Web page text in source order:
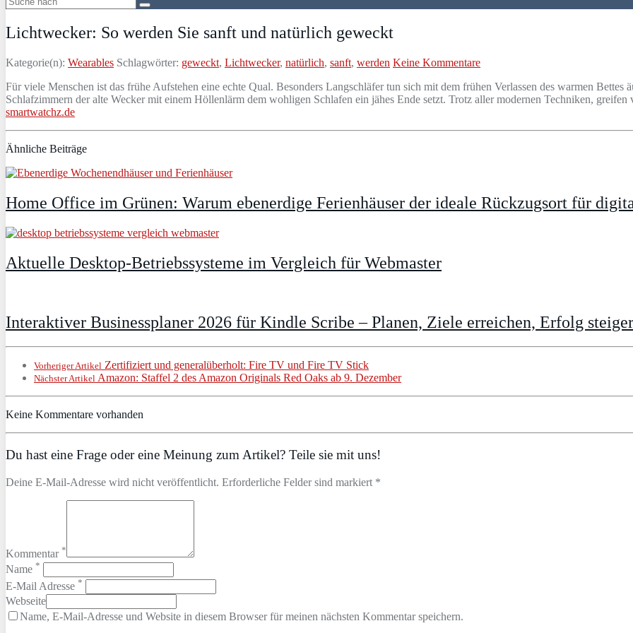
Lichtwecker: So werden Sie sanft und natürlich geweckt
Kategorie(n): Wearables Schlagwörter: geweckt, Lichtwecker, natürlich, sanft, werden Keine Kommentare
Für viele Menschen ist das frühe Aufstehen eine echte Qual. Besonders Langschläfer tun sich mit dem frühen Verlassen des warmen
Schlafzimmern der alte Wecker mit einem Höllenlärm dem wohligen Schlafen ein jähes Ende setzt. Trotz aller modernen Techniken,
smartwatchz.de
Ähnliche Beiträge
Home Office im Grünen: Warum ebenerdige Ferienhäuser der ideale Rückzugsort für
Aktuelle Desktop-Betriebssysteme im Vergleich für Webmaster
Interaktiver Businessplaner 2026 für Kindle Scribe – Planen, Ziele erreichen, Erfolg
Vorheriger Artikel Zertifiziert und generalüberholt: Fire TV und Fire TV Stick
Nächster Artikel Amazon: Staffel 2 des Amazon Originals Red Oaks ab 9. Dezember
Keine Kommentare vorhanden
Du hast eine Frage oder eine Meinung zum Artikel? Teile sie mit uns!
Deine E-Mail-Adresse wird nicht veröffentlicht. Erforderliche Felder sind markiert *
Kommentar *
Name *
E-Mail Adresse *
Webseite
Name, E-Mail-Adresse und Website in diesem Browser für meinen nächsten Kommentar speichern.